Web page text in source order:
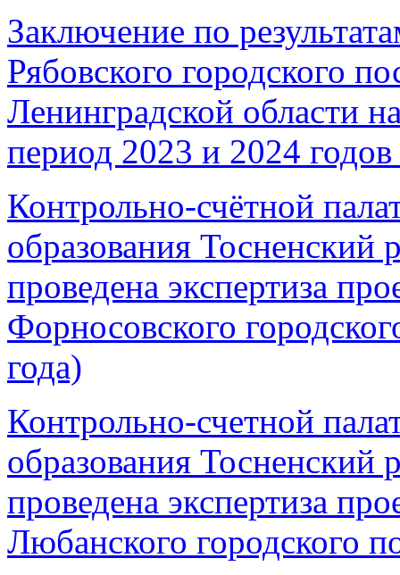
Заключение по
Рябовского городского
Ленинградской области
период 2023 и 2024
Контрольно-счётной
образования Тосненский
проведена экспертиза
Форносовского
года)
Контрольно-счетной
образования Тосненский
проведена экспертиза
Любанского городского